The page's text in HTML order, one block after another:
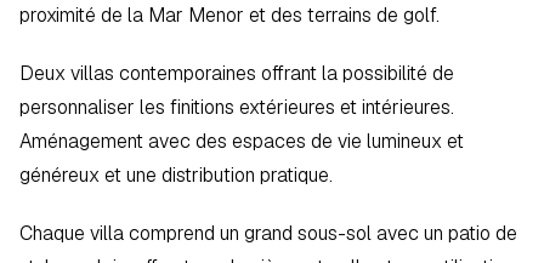
proximité de la Mar Menor et des terrains de golf.
Deux villas contemporaines offrant la possibilité de
personnaliser les finitions extérieures et intérieures.
Aménagement avec des espaces de vie lumineux et
généreux et une distribution pratique.
Chaque villa comprend un grand sous-sol avec un patio de